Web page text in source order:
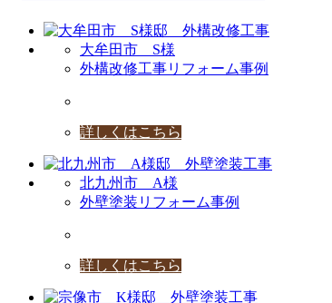
大牟田市 S様
外構改修工事リフォーム事例
詳しくはこちら
北九州市 A様
外壁塗装リフォーム事例
詳しくはこちら